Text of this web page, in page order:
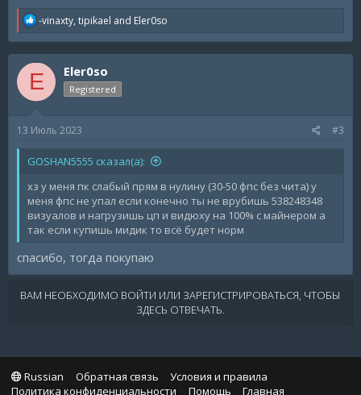
R
a
c
t
i
o
:
-vinaxty, tipikael and Eler0so
E Eler0so
Registered
13 Июль 2023 #3
GOSHAN5555 сказал(а):
хз у меня пк слабый прям в нулину (30-50 фпс без чита) у
меня фпс не упал если конечно ты не врубишь 538248348
визуалов и нагрузишь цп и видюху на 100% с майнером а
так если купишь мидик то всё будет норм
спасибо, тогда покупаю
ВАМ НЕОБХОДИМО ВОЙТИ ИЛИ ЗАРЕГИСТРИРОВАТЬСЯ, ЧТОБЫ
ЗДЕСЬ ОТВЕЧАТЬ.
Russian Обратная связь
Условия и правила
Политика конфиденциальности
Помощь Главная